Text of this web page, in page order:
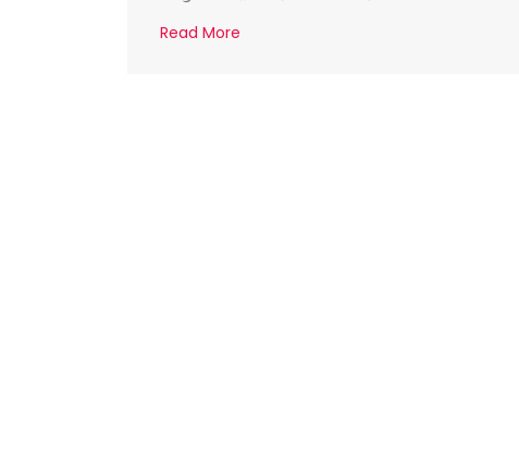
Read More